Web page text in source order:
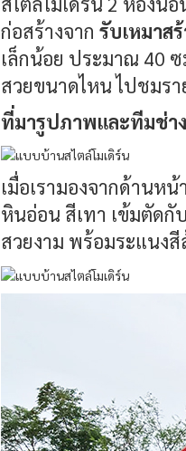
ก่อสร้างจาก รับเหมาส
เล็กน้อย ประมาณ 40
สวยขนาดไหน ไปชมรา
ที่มารูปภาพและทีมช่าง
เมื่อเรามองจากด้านห
หินอ่อน สีเทา เข้มตัดกั
สวยงาม พร้อมระแนง